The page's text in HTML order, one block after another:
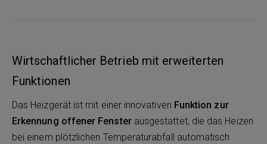
Wirtschaftlicher Betrieb mit erweiterten
Funktionen
Das Heizgerät ist mit einer innovativen Funktion zur
Erkennung offener Fensterausgestattet, die das Heizen
bei einem plötzlichen Temperaturabfall automatisch